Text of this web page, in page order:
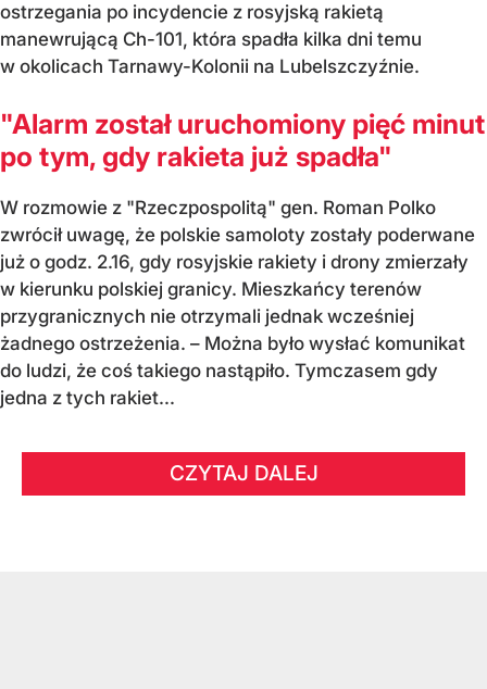
ostrzegania po incydencie z rosyjską rakietą
manewrującą Ch-101, która spadła kilka dni temu
w okolicach Tarnawy-Kolonii na Lubelszczyźnie.
"Alarm został uruchomiony pięć minut
po tym, gdy rakieta już spadła"
W rozmowie z "Rzeczpospolitą" gen. Roman Polko
zwrócił uwagę, że polskie samoloty zostały poderwane
już o godz. 2.16, gdy rosyjskie rakiety i drony zmierzały
w kierunku polskiej granicy. Mieszkańcy terenów
przygranicznych nie otrzymali jednak wcześniej
żadnego ostrzeżenia. – Można było wysłać komunikat
do ludzi, że coś takiego nastąpiło. Tymczasem gdy
jedna z tych rakiet...
CZYTAJ DALEJ